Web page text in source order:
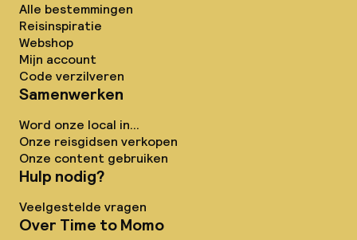
Alle bestemmingen
Reisinspiratie
Webshop
Mijn account
Code verzilveren
Samenwerken
Word onze local in...
Onze reisgidsen verkopen
Onze content gebruiken
Hulp nodig?
Veelgestelde vragen
Over Time to Momo